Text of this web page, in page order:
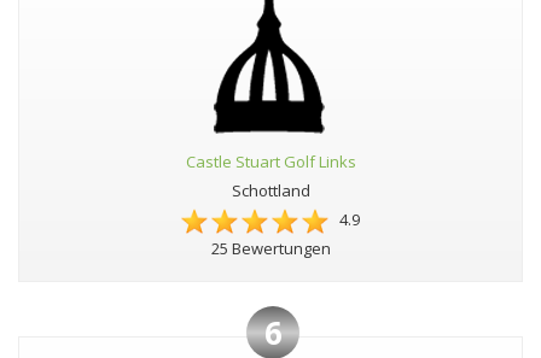
Castle Stuart Golf Links
Schottland
4.9
25 Bewertungen
6